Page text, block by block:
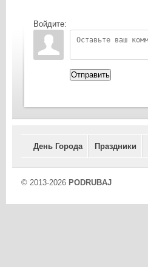
Войдите:
Отправить
День Города Праздники
© 2013-2026 PODRUBAJ